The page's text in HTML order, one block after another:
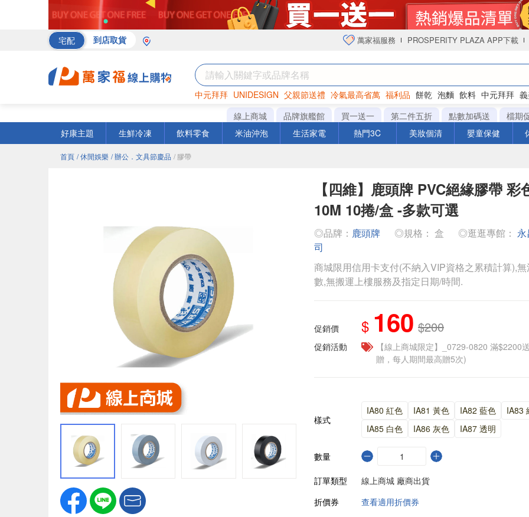
宅配 到店取貨 萬家福服務 PROSPERITY PLAZA APP下載
中元拜拜 UNIDESIGN 父親節送禮 冷氣最高省萬 福利品 餅乾 泡麵 飲料 中元拜拜
巧克力 罐頭 衛生紙
線上商城 品牌旗艦館 買一送一 第二件五折 點數加碼送
檔期
好康主題
生鮮冷凍 飲料零食 米油沖泡 生活家電 熱門3C 美妝個清 嬰童保健
首頁 / 休閒娛樂 / 辦公．文具節慶品 / 膠帶
【四維】鹿頭牌 PVC絕緣膠帶
10M 10捲/盒 -多款可選
◎品牌： 鹿頭牌 ◎規格： 盒 ◎逛逛專館：
司
商城限用信用卡支付(不納入VIP資格之累積計算),
數,無搬運上樓服務及指定日期/時間.
促銷價 $ 160 $200
促銷活動
【線上商城限定】_0729-0820 滿$2200
贈，每人期間最高贈5次)
樣式
IA80 紅色 IA81 黃色 IA82 藍色
IA83
IA85 白色
IA86 灰色 IA87 透明
數量
訂單類型
線上商城 廠商出貨
折價券
查看適用折價券